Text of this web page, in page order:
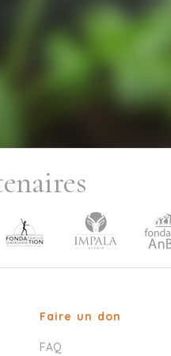
Faire un don
FAQ